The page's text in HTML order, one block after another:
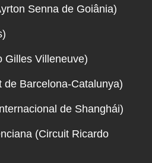
Senna de Goiânia)
Gilles Villeneuve)
de Barcelona-Catalunya)
de Shanghái)
(Circuit Ricardo